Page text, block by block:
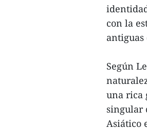
con la
antiguas
Según
una rica
singular
Asiático